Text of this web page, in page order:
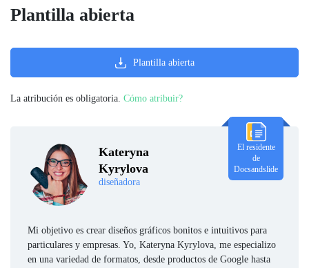
Kateryna
Kyrylova
diseñadora
El residente
de
Docsandslide
Mi objetivo es crear diseños gráficos bonitos e intuitivos para
particulares y empresas. Yo, Kateryna Kyrylova, me especializo
en una variedad de formatos, desde productos de Google hasta
Plantilla abierta
Plantilla abierta
La atribución es obligatoria. Cómo atribuir?